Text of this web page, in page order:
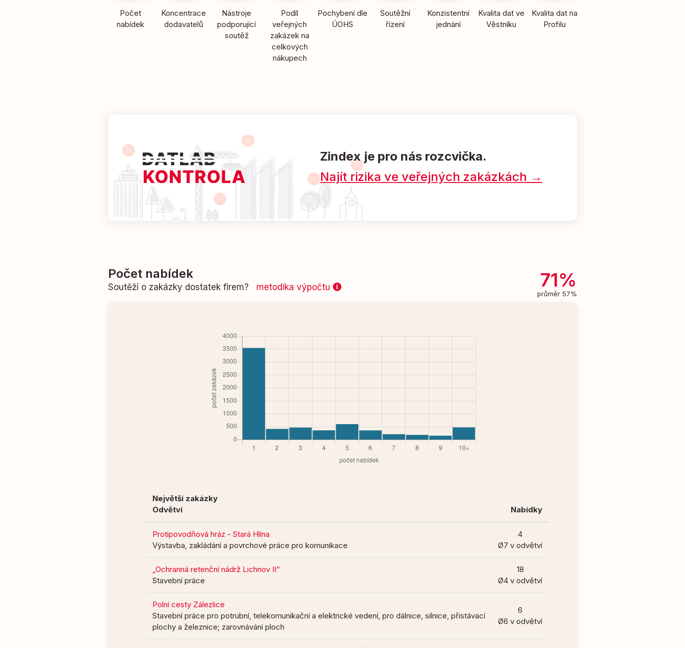
Počet
nabídek
Koncentrace
dodavatelů
Nástroje
podporující
soutěž
Podíl
veřejných
zakázek na
celkových
nákupech
Pochybení dle
ÚOHS
Soutěžní
řízení
Konzistentní
jednání
Kvalita dat ve
Věstníku
Kvalita dat na
Profilu
Zindex je pro nás rozcvička.
Najít rizika ve veřejných zakázkách →
Počet nabídek
Soutěží o zakázky dostatek firem? metodika výpočtu 71%
průměr 57%
Největší zakázky
Odvětví
Nabídky
Protipovodňová hráz - Stará Hlína
Výstavba, zakládání a povrchové práce pro komunikace
4
Ø7 v odvětví
„Ochranná retenční nádrž Lichnov II“
Stavební práce
18
Ø4 v odvětví
Polní cesty Zálezlice
Stavební práce pro potrubní, telekomunikační a elektrické vedení, pro dálnice, silnice, přistávací
plochy a železnice; zarovnávání ploch
6
Ø6 v odvětví